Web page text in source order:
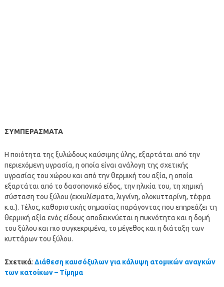
ΣΥΜΠΕΡΑΣΜΑΤΑ
Η ποιότητα της ξυλώδους καύσιμης ύλης, εξαρτάται από την
περιεχόμενη υγρασία, η οποία είναι ανάλογη της σχετικής
υγρασίας του χώρου και από την θερμική του αξία, η οποία
εξαρτάται από το δασοπονικό είδος, την ηλικία του, τη χημική
σύσταση του ξύλου (εκχυλίσματα, λιγνίνη, ολοκυτταρίνη, τέφρα
κ.α.). Τέλος, καθοριστικής σημασίας παράγοντας που επηρεάζει τη
θερμική αξία ενός είδους αποδεικνύεται η πυκνότητα και η δομή
του ξύλου και πιο συγκεκριμένα, το μέγεθος και η διάταξη των
κυττάρων του ξύλου.
Σχετικά: Διάθεση καυσόξυλων για κάλυψη ατομικών αναγκών
των κατοίκων – Τίμημα